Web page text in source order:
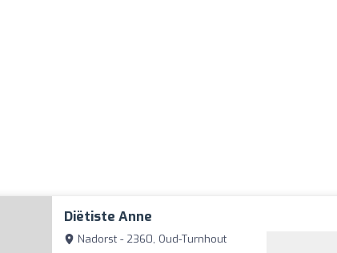
Diëtiste Anne
Nadorst - 2360, Oud-Turnhout